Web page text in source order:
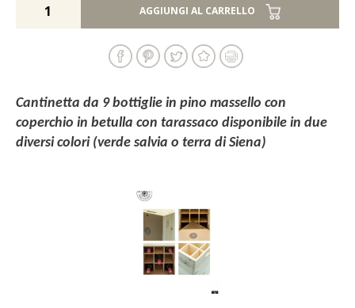
AGGIUNGI AL CARRELLO
Cantinetta da 9 bottiglie in pino massello con
coperchio in betulla con tarassaco disponibile in due
diversi colori (verde salvia o terra di Siena)